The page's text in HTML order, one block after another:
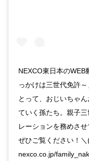
NEXCO東日本のWEB
っかけは三世代免許
とって、おじいちゃ
ていく孫たち。親子
レーションを務めさ
ぜひご覧ください！
nexco.co.jp/